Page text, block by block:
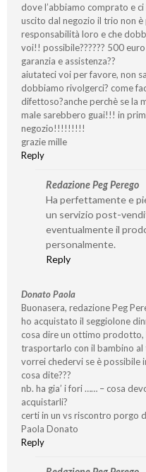
dove l’abbiamo comprato e
uscito dal negozio il trio non è
responsabilità loro e che
voi!! possibile?????? 500
garanzia e assistenza??
aiutateci voi per favore, non
dobbiamo rivolgerci? come
difettoso?anche perchè se la
male sarebbero guai!!! in
negozio!!!!!!!!!
grazie mille
Reply
Redazione Peg Perego
Ha perfettamente e
un servizio post-
eventualmente il
personalmente.
Reply
Donato Paola
Buonasera, redazione Peg
ho acquistato il seggiolone
cosa dire un ottimo prodotto,
trasportarlo con il bambino
vorrei chedervi se è possibile
cosa dite???
nb. ha gia’ i fori …… – cosa
acquistarli?
certi in un vs riscontro porgo
Paola Donato
Reply